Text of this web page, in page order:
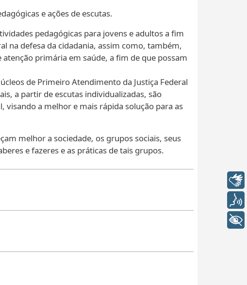
e ações de escutas.
pedagógicas para jovens e adultos a fim
na defesa da cidadania, assim como, também,
primária em saúde, a fim de que possam
de Primeiro Atendimento da Justiça Federal
a partir de escutas individualizadas, são
a melhor e mais rápida solução para as
melhor a sociedade, os grupos sociais, seus
e fazeres e as práticas de tais grupos.